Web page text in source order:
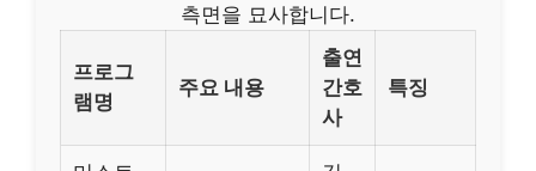
측면을 묘사합니다.
프로그
램명
주요 내용
출연
간호
사
특징